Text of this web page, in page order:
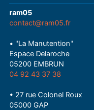
ram05
contact@ram05.fr
• "La Manutention"
Espace Delaroche
05200 EMBRUN
04 92 43 37 38
• 27 rue Colonel Roux
05000 GAP